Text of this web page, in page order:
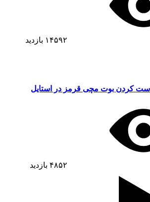
۱۴۵۹۲ بازدید
۴۸۵۲ بازدید